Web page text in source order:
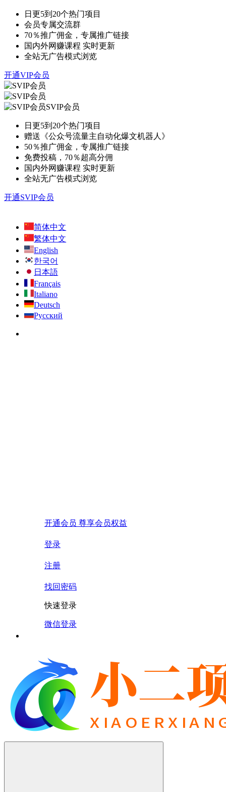
日更5到20个热门项目
会员专属交流群
70％推广佣金，专属推广链接
国内外网赚课程 实时更新
全站无广告模式浏览
开通VIP会员
SVIP会员
日更5到20个热门项目
赠送《公众号流量主自动化爆文机器人》
50％推广佣金，专属推广链接
免费投稿，70％超高分佣
国内外网赚课程 实时更新
全站无广告模式浏览
开通SVIP会员
简体中文
繁体中文
English
한국어
日本語
Français
Italiano
Deutsch
Русский
开通会员 尊享会员权益
登录
注册
找回密码
快速登录
微信登录